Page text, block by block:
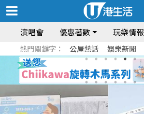
演唱會 優惠著數 玩樂情報
熱門關鍵字： 公屋熱話 娛樂新聞